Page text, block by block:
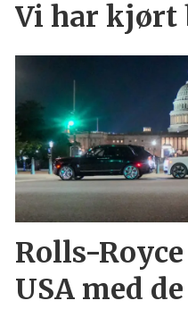
Vi har kjørt
Rolls-
USA med